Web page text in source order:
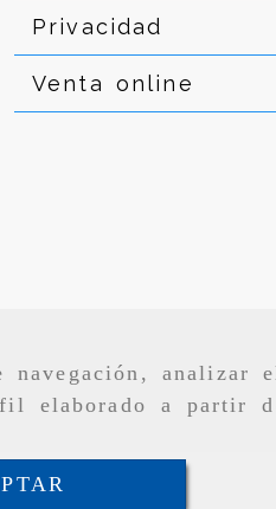
analizar
elaborado a partir
Privacidad
Venta online